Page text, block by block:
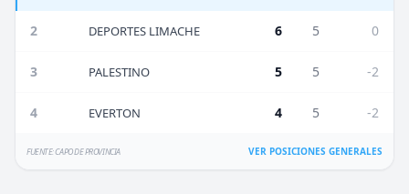
2 DEPORTES LIMACHE 6 5 0
3 PALESTINO 5 5 -2
4 EVERTON 4 5 -2
FUENTE: CAPO DE PROVINCIA VER POSICIONES GENERALES